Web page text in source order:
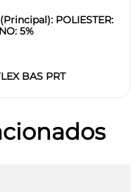
POLIESTER:
5%
BAS PRT